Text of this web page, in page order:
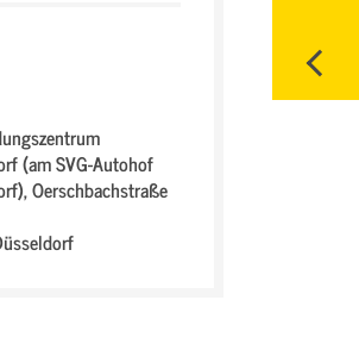
(am SVG-Autohof
Oerschbachstraße